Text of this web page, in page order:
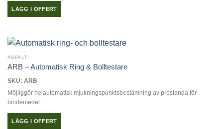
LÄGG I OFFERT
ASFALT
ARB – Automatisk Ring & Bolltestare
SKU: ARB
Möjliggör helautomatisk mjukningspunktsbestämning av prestanda för
bindemedel.
LÄGG I OFFERT